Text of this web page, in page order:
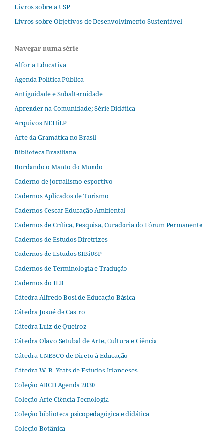
Livros sobre a USP
Livros sobre Objetivos de Desenvolvimento Sustentável
Navegar numa série
Alforja Educativa
Agenda Política Pública
Antiguidade e Subalternidade
Aprender na Comunidade; Série Didática
Arquivos NEHiLP
Arte da Gramática no Brasil
Biblioteca Brasiliana
Bordando o Manto do Mundo
Caderno de jornalismo esportivo
Cadernos Aplicados de Turismo
Cadernos Cescar Educação Ambiental
Cadernos de Crítica, Pesquisa, Curadoria do Fórum Permanente
Cadernos de Estudos Diretrizes
Cadernos de Estudos SIBiUSP
Cadernos de Terminologia e Tradução
Cadernos do IEB
Cátedra Alfredo Bosi de Educação Básica
Cátedra Josué de Castro
Cátedra Luiz de Queiroz
Cátedra Olavo Setubal de Arte, Cultura e Ciência
Cátedra UNESCO de Direto à Educação
Cátedra W. B. Yeats de Estudos Irlandeses
Coleção ABCD Agenda 2030
Coleção Arte Ciência Tecnologia
Coleção biblioteca psicopedagógica e didática
Coleção Botânica